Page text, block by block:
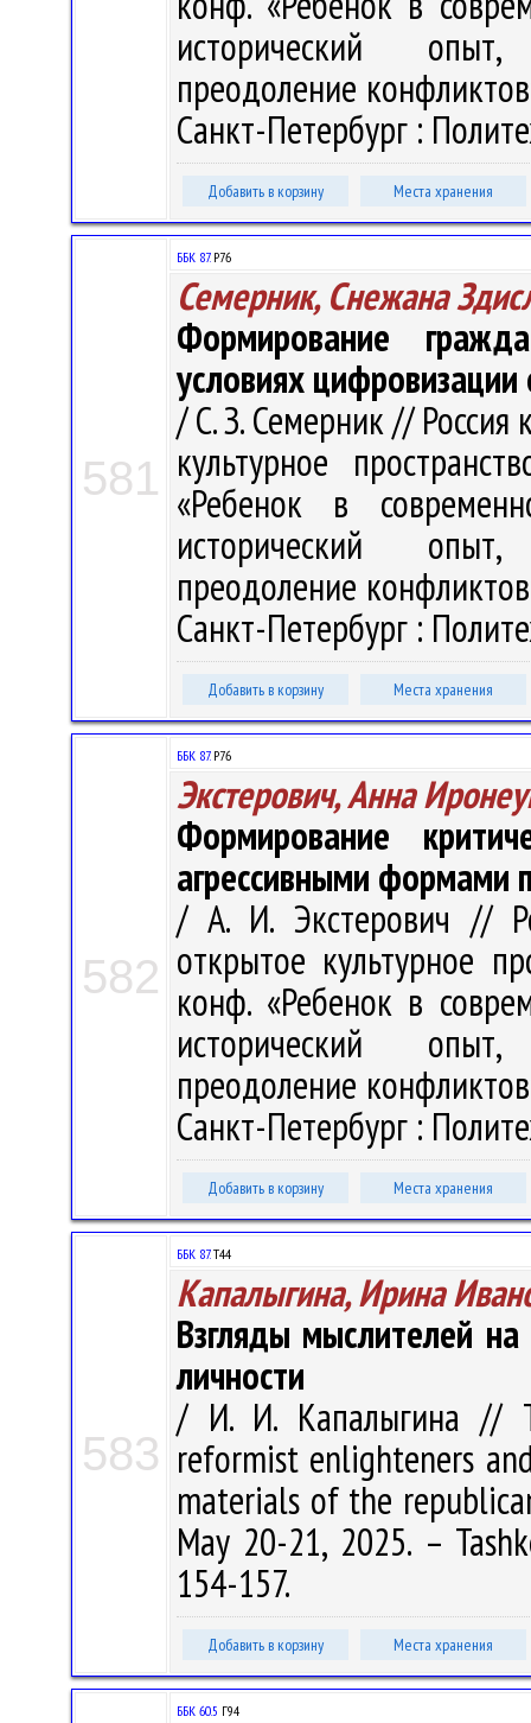
исторический опыт,
преодоление
Санкт-Петербург :
Добавить в корзину Места хранения
581
ББК 87.Р76
Семерник, Снежана
Формирование
условиях
/ С. З. Семерник // Россия
культурное
«Ребенок в
исторический опыт,
преодоление
Санкт-Петербург :
Добавить в корзину Места хранения
582
ББК 87.Р76
Экстерович, Анна
Формирование
агрессивными формами
/ А. И. Экстерович //
открытое культурное
конф. «Ребенок в
исторический опыт,
преодоление
Санкт-Петербург :
Добавить в корзину Места хранения
583
ББК 87.Т44
Капалыгина, Ирина
Взгляды мыслителей
личности
/ И. И. Капалыгина //
reformist enlighteners
materials of the
May 20-21, 2025. –
154-157.
Добавить в корзину Места хранения
ББК 60.5 Г94